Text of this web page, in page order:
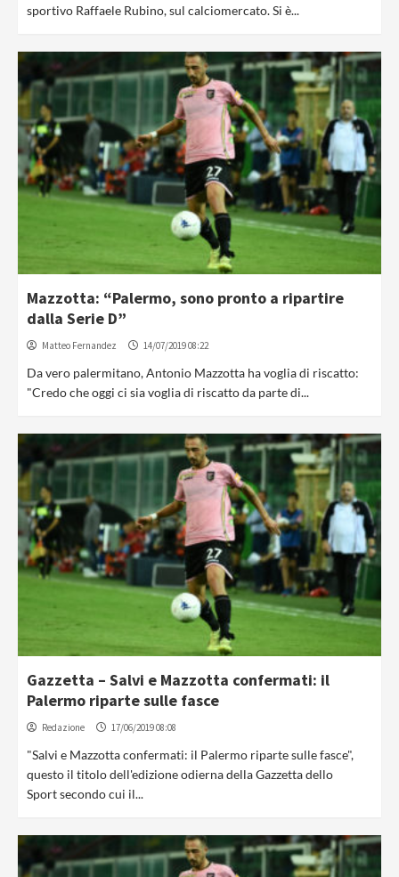
sportivo Raffaele Rubino, sul calciomercato. Si è...
Mazzotta: “Palermo, sono pronto a ripartire
dalla Serie D”
Matteo Fernandez 14/07/2019 08:22
Da vero palermitano, Antonio Mazzotta ha voglia di riscatto:
"Credo che oggi ci sia voglia di riscatto da parte di...
Gazzetta – Salvi e Mazzotta confermati: il
Palermo riparte sulle fasce
Redazione 17/06/2019 08:08
"Salvi e Mazzotta confermati: il Palermo riparte sulle fasce",
questo il titolo dell'edizione odierna della Gazzetta dello
Sport secondo cui il...